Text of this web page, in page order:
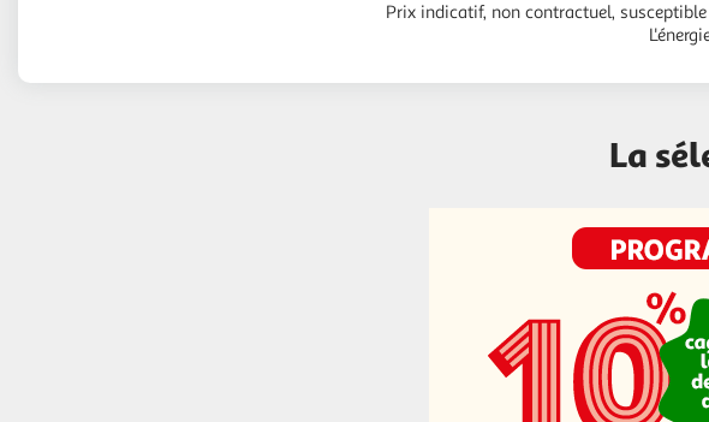
Prix indicatif, non contractuel,
La